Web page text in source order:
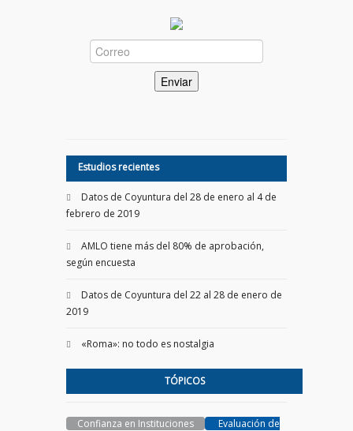
Estudios recientes
Datos de Coyuntura del 28 de enero al 4 de
febrero de 2019
AMLO tiene más del 80% de aprobación,
según encuesta
Datos de Coyuntura del 22 al 28 de enero de
2019
«Roma»: no todo es nostalgia
TÓPICOS
Confianza en Instituciones
Evaluación de